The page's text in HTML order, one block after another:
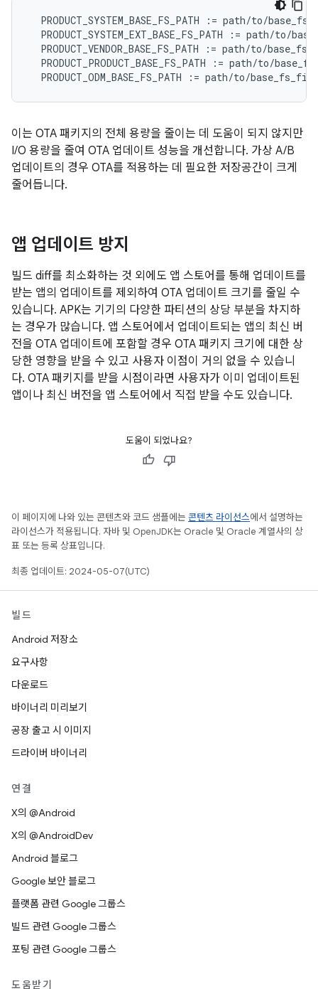
PRODUCT_SYSTEM_BASE_FS_PATH := path/to/
PRODUCT_SYSTEM_EXT_BASE_FS_PATH := path/to/
PRODUCT_VENDOR_BASE_FS_PATH := path/to/
PRODUCT_PRODUCT_BASE_FS_PATH := path/to/
이는 OTA 패키지의 전체 용량을 줄이는 데 도움이 되지 않지만
I/O 용량을 줄여 OTA 업데이트 성능을 개선합니다. 가상 A/B
업데이트의 경우 OTA를 적용하는 데 필요한 저장공간이 크게
줄어듭니다.
앱 업데이트 방지
빌드 diff를 최소화하는 것 외에도 앱 스토어를 통해 업데이트를
받는 앱의 업데이트를 제외하여 OTA 업데이트 크기를 줄일 수
있습니다. APK는 기기의 다양한 파티션의 상당 부분을 차지하
는 경우가 많습니다. 앱 스토어에서 업데이트되는 앱의 최신 버
전을 OTA 업데이트에 포함할 경우 OTA 패키지 크기에 대한 상
당한 영향을 받을 수 있고 사용자 이점이 거의 없을 수 있습니
다. OTA 패키지를 받을 시점이라면 사용자가 이미 업데이트된
앱이나 최신 버전을 앱 스토어에서 직접 받을 수도 있습니다.
도움이 되었나요?
이 페이지에 나와 있는 콘텐츠와 코드 샘플에는 콘텐츠 라이선스에서 설명하는
라이선스가 적용됩니다. 자바 및 OpenJDK는 Oracle 및 Oracle 계열사의 상
표 또는 등록 상표입니다.
최종 업데이트: 2024-05-07(UTC)
빌드
Android 저장소
요구사항
다운로드
바이너리 미리보기
공장 출고 시 이미지
드라이버 바이너리
연결
X의 @Android
X의 @AndroidDev
Android 블로그
Google 보안 블로그
플랫폼 관련 Google 그룹스
빌드 관련 Google 그룹스
포팅 관련 Google 그룹스
도움받기